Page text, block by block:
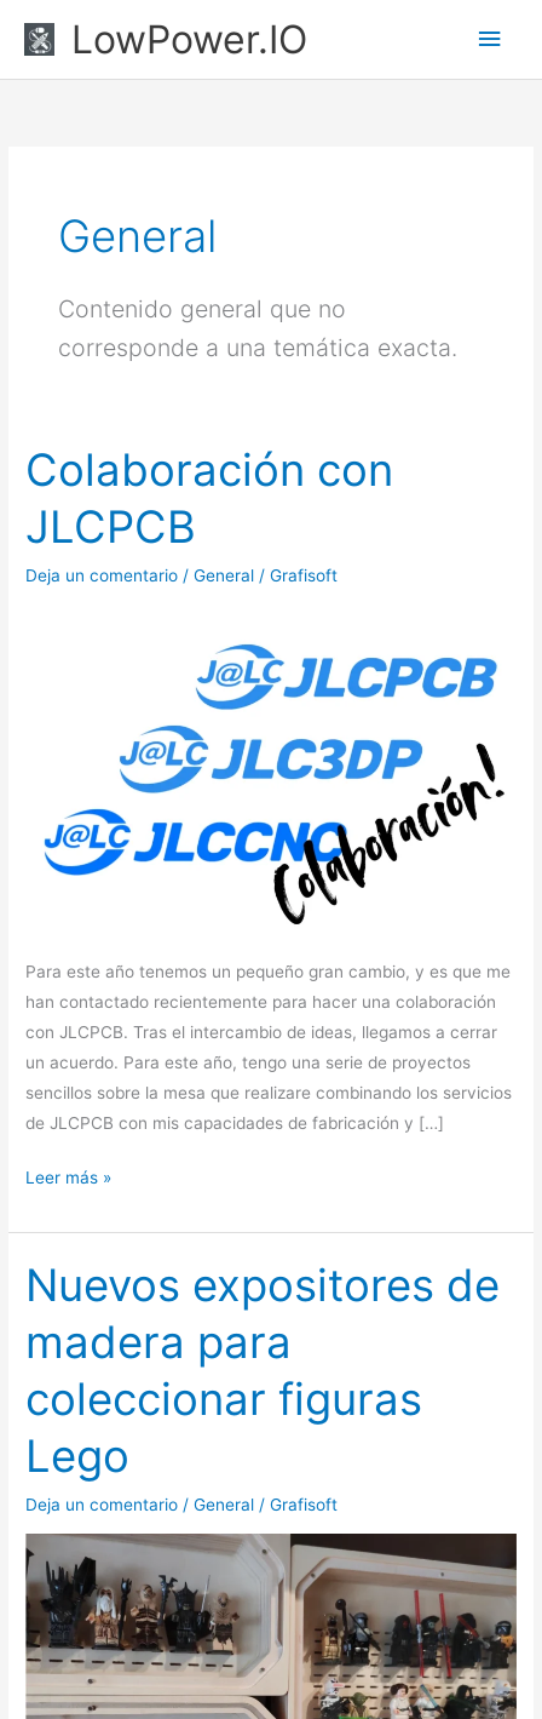
LowPower.IO
General
Contenido general que no
corresponde a una temática exacta.
Colaboración con
JLCPCB
Deja un comentario /General /Grafisoft
Para este año tenemos un pequeño gran cambio, y es que me
han contactado recientemente para hacer una colaboración
con JLCPCB. Tras el intercambio de ideas, llegamos a cerrar
un acuerdo. Para este año, tengo una serie de proyectos
sencillos sobre la mesa que realizare combinando los servicios
de JLCPCB con mis capacidades de fabricación y […]
Colaboración
con
JLCPCB
Leer más »
Nuevos expositores de
madera para
coleccionar figuras
Lego
Deja un comentario /General /Grafisoft
Nuevos
expositores
de
madera
para
coleccionar
figuras